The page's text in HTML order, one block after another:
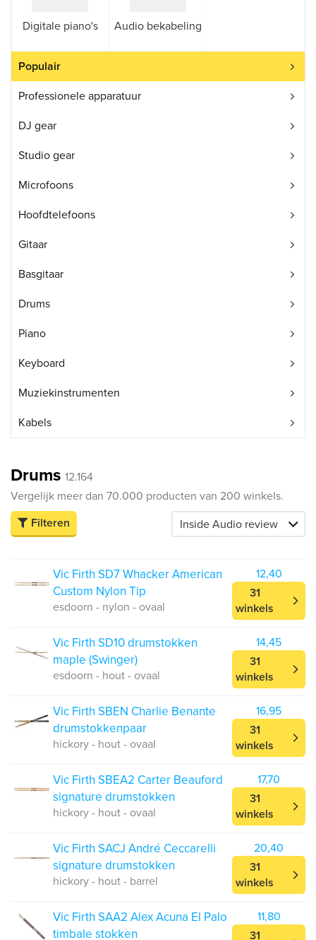
Digitale piano's Audio bekabeling
Populair
Professionele apparatuur
DJ gear
Studio gear
Microfoons
Hoofdtelefoons
Gitaar
Basgitaar
Drums
Piano
Keyboard
Muziekinstrumenten
Kabels
Drums 12.164
Vergelijk meer dan 70.000 producten van 200 winkels.
Filteren
Vic Firth SD7 Whacker American
Custom Nylon Tip
esdoorn - nylon - ovaal
12,40
31
winkels
Vic Firth SD10 drumstokken
maple (Swinger)
esdoorn - hout - ovaal
14,45
31
winkels
Vic Firth SBEN Charlie Benante
drumstokkenpaar
hickory - hout - ovaal
16,95
31
winkels
Vic Firth SBEA2 Carter Beauford
signature drumstokken
hickory - hout - ovaal
17,70
31
winkels
Vic Firth SACJ André Ceccarelli
signature drumstokken
hickory - hout - barrel
20,40
31
winkels
Vic Firth SAA2 Alex Acuna El Palo
timbale stokken
11,80
31